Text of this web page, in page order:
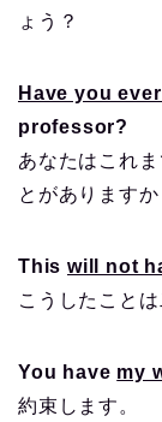
ょう？
Have you
professor?
あなたはこれ
とがありますか
This will not
こうしたこと
You have my
約束します。